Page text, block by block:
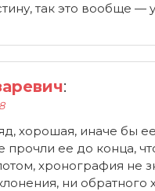
так это вообще —
:
хорошая, иначе бы
ее до конца,
хронография не
ни обратного